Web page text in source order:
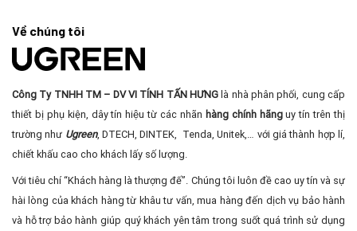
Về chúng tôi
Công Ty TNHH TM – DV VI TÍNH TẤN HƯNG là nhà phân phối, cung cấp
thiết bị phụ kiện, dây tín hiệu từ các nhãn hàng chính hãnguy tín trên thị
trường như Ugreen, DTECH, DINTEK, Tenda, Unitek,… với giá thành hợp lí,
chiết khấu cao cho khách lấy số lượng.
Với tiêu chí “Khách hàng là thượng đế”. Chúng tôi luôn đề cao uy tín và sự
hài lòng của khách hàng từ khâu tư vấn, mua hàng đến dịch vụ bảo hành
và hỗ trợ bảo hành giúp quý khách yên tâm trong suốt quá trình sử dụng